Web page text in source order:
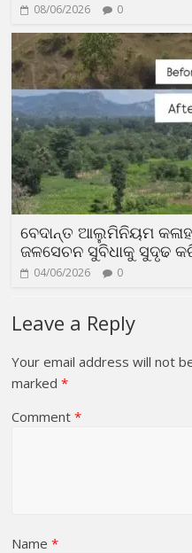
08/06/2026 0
ବେଦାନ୍ତ ଆଲୁମିନିୟମ
ଜଳସେଚନ ସୁବିଧାକୁ ସୁଦୃଢ
04/06/2026 0
Leave a Reply
Your email address will not
marked*
Comment*
Name*